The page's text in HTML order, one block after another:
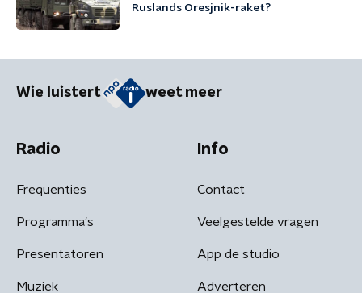
Ruslands Oresjnik-raket?
Wie luistert weet meer
Radio
Frequenties
Programma's
Presentatoren
Muziek
Info
Contact
Veelgestelde vragen
App de studio
Adverteren